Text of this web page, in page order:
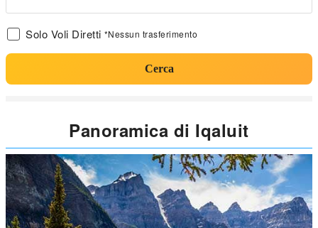
Solo Voli Diretti *Nessun trasferimento
Cerca
Panoramica di Iqaluit